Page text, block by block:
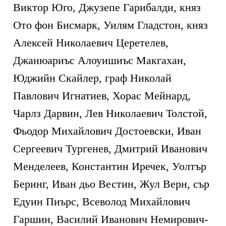
Виктор Юго, Джузепе Гарибалди, княз
Ото фон Бисмарк, Уилям Гладстон, княз
Алексей Николаевич Церетелев,
Джанюариъс Алоуишиъс Макгахан,
Юджийн Скайлер, граф Николай
Павлович Игнатиев, Хорас Мейнард,
Чарлз Дарвин, Лев Николаевич Толстой,
Фьодор Михайлович Достоевски, Иван
Сергеевич Тургенев, Дмитрий Иванович
Менделеев, Константин Иречек, Уолтър
Беринг, Иван дьо Вестин, Жул Верн, сър
Едуин Пиърс, Всеволод Михайлович
Гаршин, Василий Иванович Немирович-